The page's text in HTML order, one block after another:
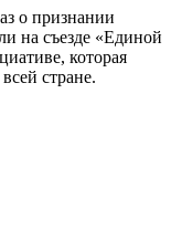
о признании
на съезде «Единой
которая
стране.